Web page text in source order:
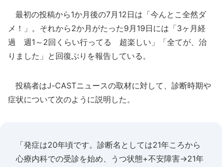
最初の投稿から1か月後の7月12日は「今んとこ全然ダ
メ！」。それから2か月がたった9月19日には「3ヶ月経
過 週1～2回くらい行ってる 超楽しい」「全てが、治
りました」と回復ぶりを報告している。
投稿者はJ-CASTニュースの取材に対して、診断時期や
症状について次のように説明した。
「発症は20年頃です。診断名としては21年ころから
心療内科での受診を始め、うつ状態+不安障害→21年